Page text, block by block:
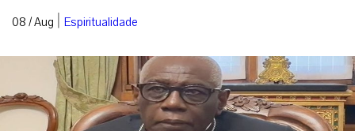
08 / Aug | Espiritualidade